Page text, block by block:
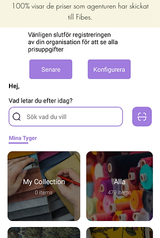
100% visar de priser som agenturen har skickat
till Fibes.